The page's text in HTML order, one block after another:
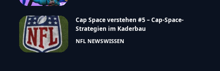
Cap Space verstehen #5 – Cap-Space-
Strategien im Kaderbau
NFL NEWSWISSEN